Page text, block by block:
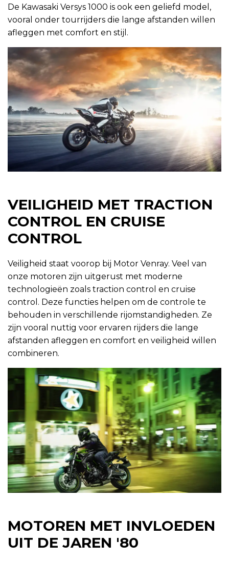
De Kawasaki Versys 1000 is ook een geliefd model,
vooral onder tourrijders die lange afstanden willen
afleggen met comfort en stijl.
VEILIGHEID MET TRACTION
CONTROL EN CRUISE
CONTROL
Veiligheid staat voorop bij Motor Venray. Veel van
onze motoren zijn uitgerust met moderne
technologieën zoals traction control en cruise
control. Deze functies helpen om de controle te
behouden in verschillende rijomstandigheden. Ze
zijn vooral nuttig voor ervaren rijders die lange
afstanden afleggen en comfort en veiligheid willen
combineren.
MOTOREN MET INVLOEDEN
UIT DE JAREN '80